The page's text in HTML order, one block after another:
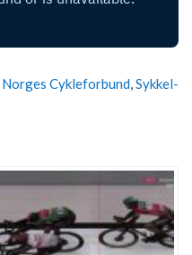
Norges Cykleforbund,Sykkel-